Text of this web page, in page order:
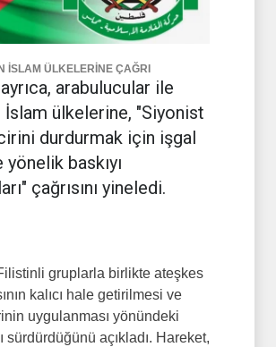
İSLAM ÜLKELERİNE ÇAĞRI
arabulucular ile
İslam ülkelerine, "Siyonist
durdurmak için işgal
baskıyı
çağrısını yineledi.
gruplarla birlikte ateşkes
kalıcı hale getirilmesi ve
uygulanması yönündeki
sürdürdüğünü açıkladı. Hareket,